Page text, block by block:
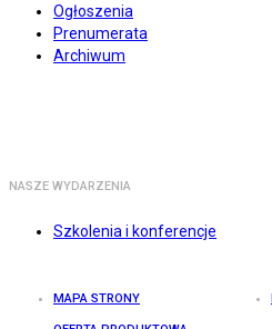
Ogłoszenia
Prenumerata
Archiwum
NASZE WYDARZENIA
Szkolenia i konferencje
MAPA STRONY